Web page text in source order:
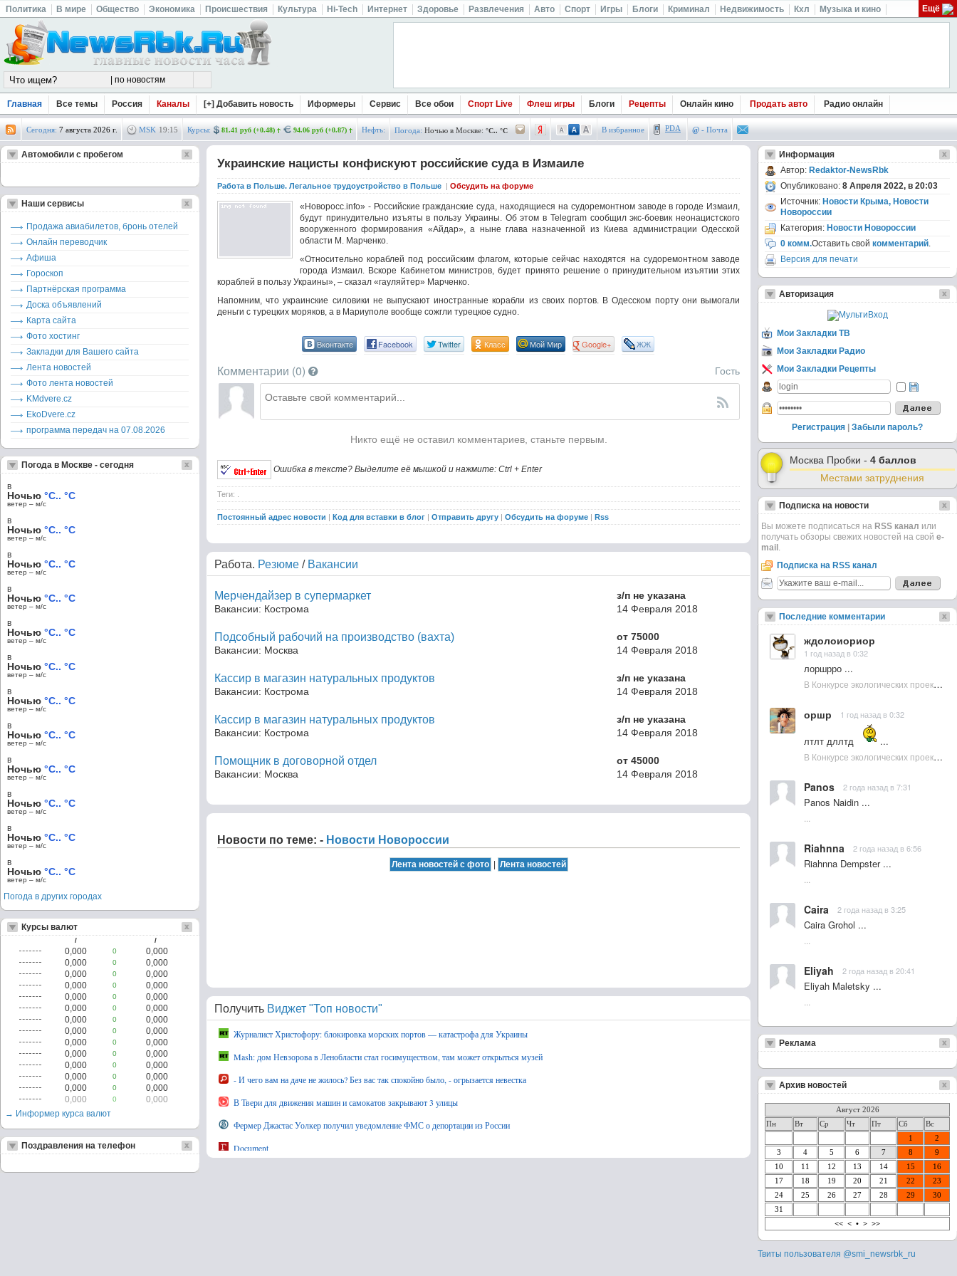
Политика В мире Общество Экономика Происшествия Культура Hi-Tech Интернет Здоровье Развлечения Авто Спорт Игры Блоги Криминал Недвижимость Кхл Музыка и кино Ещё
Главная Все темы Россия Каналы [+] Добавить новость Иформеры Сервис Все обои Спорт Live Флеш игры Блоги Рецепты Онлайн кино Продать авто Радио онлайн
Сегодня: 7 августа 2026 г. MSK 19:15 Курсы: 81.41 руб (+0.48) 94.06 руб (+0.87) Нефть: Погода: Ночью в Москве: °C.. °C В избранное PDA @ - Почта
Украинские нацисты конфискуют российские суда в Измаиле
Работа в Польше. Легальное трудоустройство в Польше | Обсудить на форуме
«Новоросс.info» - Российские гражданские суда, находящиеся на судоремонтном заводе в городе Измаил,
будут принудительно изъяты в пользу Украины. Об этом в Telegram сообщил экс-боевик неонацистского
вооруженного формирования «Айдар», а ныне глава назначенной из Киева администрации Одесской
области М. Марченко.
«Относительно кораблей под российским флагом, которые сейчас находятся на судоремонтном заводе
города Измаил. Вскоре Кабинетом министров, будет принято решение о принудительном изъятии этих
кораблей в пользу Украины», – сказал «гауляйтер» Марченко.
Напомним, что украинские силовики не выпускают иностранные корабли из своих портов. В Одесском порту они вымогали
деньги с турецких моряков, а в Мариуполе вообще сожгли турецкое судно.
Вконтакте Facebook Twitter Класс Мой Мир Google+ ЖЖ
Комментарии (0) Гость
Никто ещё не оставил комментариев, станьте первым.
Ошибка в тексте? Выделите её мышкой и нажмите: Ctrl + Enter
Теги: .
Постоянный адрес новости | Код для вставки в блог | Отправить другу | Обсудить на форуме | Rss
Работа. Резюме / Вакансии
Мерчендайзер в супермаркет
Вакансии: Кострома
з/п не указана
14 Февраля 2018
Подсобный рабочий на производство (вахта)
Вакансии: Москва
от 75000
14 Февраля 2018
Кассир в магазин натуральных продуктов
Вакансии: Кострома
з/п не указана
14 Февраля 2018
Кассир в магазин натуральных продуктов
Вакансии: Кострома
з/п не указана
14 Февраля 2018
Помощник в договорной отдел
Вакансии: Москва
от 45000
14 Февраля 2018
Новости по теме: - Новости Новороссии
Получить Виджет "Топ новости"
Журналист Христофору: блокировка морских портов — катастрофа для Украины
Mash: дом Невзорова в Ленобласти стал госимуществом, там может открыться музей
- И чего вам на даче не жилось? Без вас так спокойно было, - огрызается невестка
В Твери для движения машин и самокатов закрывают 3 улицы
Фермер Джастас Уолкер получил уведомление ФМС о депортации из России
Document
Автомобили с пробегом
Наши сервисы
Продажа авиабилетов, бронь отелей
Онлайн переводчик
Афиша
Гороскоп
Партнёрская программа
Доска объявлений
Карта сайта
Фото хостинг
Закладки для Вашего сайта
Лента новостей
Фото лента новостей
KMdvere.cz
EkoDvere.cz
программа передач на 07.08.2026
Погода в Москве - сегодня
в
Ночью °C.. °C
ветер – м/c
в
Ночью °C.. °C
ветер – м/c
в
Ночью °C.. °C
ветер – м/c
в
Ночью °C.. °C
ветер – м/c
в
Ночью °C.. °C
ветер – м/c
в
Ночью °C.. °C
ветер – м/c
в
Ночью °C.. °C
ветер – м/c
в
Ночью °C.. °C
ветер – м/c
в
Ночью °C.. °C
ветер – м/c
в
Ночью °C.. °C
ветер – м/c
в
Ночью °C.. °C
ветер – м/c
в
Ночью °C.. °C
ветер – м/c
Погода в других городах
Курсы валют
/ /
0,000 0
0,000
0,000
0
0,000
0,000
0
0,000
0,000
0
0,000
0,000
0
0,000
0,000
0
0,000
0,000
0
0,000
0,000
0
0,000
0,000
0
0,000
0,000
0
0,000
0,000
0
0,000
0,000
0
0,000
0,000
0
0,000
0,000
0
0,000
→ Информер курса валют
Поздравления на телефон
Информация
Автор: Redaktor-NewsRbk
Опубликовано: 8 Апреля 2022, в 20:03
Источник: Новости Крыма, Новости
Новороссии
Категория: Новости Новороссии
0 комм.Оставить свой комментарий.
Версия для печати
Авторизация
Мои Закладки ТВ
Мои Закладки Радио
Мои Закладки Рецепты
Регистрация Забыли пароль?
Москва Пробки - 4 баллов
Местами затруднения
Подписка на новости
Вы можете подписаться на RSS канал или
получать обзоры свежих новостей на свой e-
mail .
Подписка на RSS канал
Последние комментарии
ждолоиориор
1 год назад в 0:32
лоршрро ...
В Конкурсе экологических проектов в Подмосковье активно участвовала молодежь :: NewsRbk.ru...
оршр 1 год назад в 0:32
лтлт дллтд
...
В Конкурсе экологических проектов в Подмосковье активно участвовала молодежь :: NewsRbk.ru...
Panos 2 года назад в 7:31
Panos Naidin ...
Riahnna 2 года назад в 6:56
Riahnna Dempster ...
Caira 2 года назад в 3:25
Caira Grohol ...
Eliyah 2 года назад в 20:41
Eliyah Maletsky ...
Реклама
Архив новостей
Август 2026
Пн
Вт Ср Чт Пт Сб
Вс
1
2
3
4 5 6 7 8
9
10
11 12 13 14 15
16
17
18 19 20 21 22
23
24
25 26 27 28 29
30
31
<< < • > >>
Твиты пользователя @smi_newsrbk_ru